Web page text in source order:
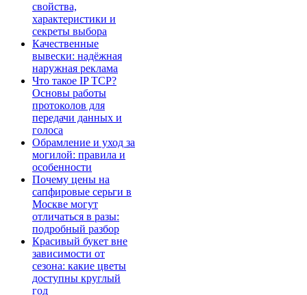
свойства,
характеристики и
секреты выбора
Качественные
вывески: надёжная
наружная реклама
Что такое IP TCP?
Основы работы
протоколов для
передачи данных и
голоса
Обрамление и уход за
могилой: правила и
особенности
Почему цены на
сапфировые серьги в
Москве могут
отличаться в разы:
подробный разбор
Красивый букет вне
зависимости от
сезона: какие цветы
доступны круглый
год